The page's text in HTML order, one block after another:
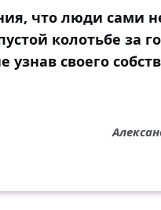
что люди сами
колотьбе за
своего